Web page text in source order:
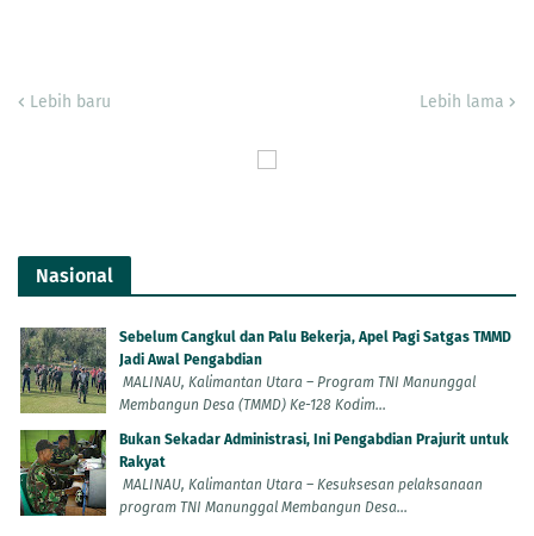
Lebih baru Lebih lama
Nasional
Sebelum Cangkul dan Palu Bekerja, Apel Pagi Satgas TMMD
Jadi Awal Pengabdian
MALINAU, Kalimantan Utara – Program TNI Manunggal
Membangun Desa (TMMD) Ke-128 Kodim...
Bukan Sekadar Administrasi, Ini Pengabdian Prajurit untuk
Rakyat
MALINAU, Kalimantan Utara – Kesuksesan pelaksanaan
program TNI Manunggal Membangun Desa...